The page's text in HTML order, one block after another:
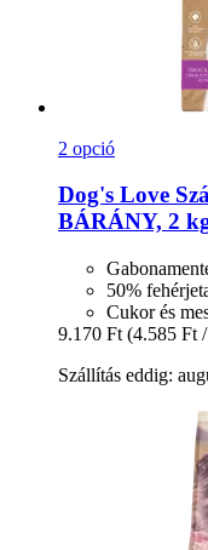
2 opció
Dog's Love
BÁRÁNY, 2
50%
Cukor és
9.170 Ft (4.585 Ft
Szállítás eddig: